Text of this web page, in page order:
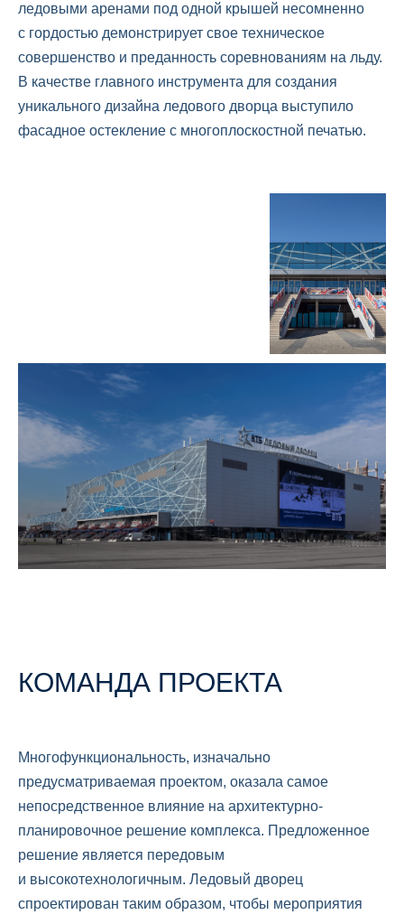
ледовыми аренами под одной крышей несомненно
с гордостью демонстрирует свое техническое
совершенство и преданность соревнованиям на льду.
В качестве главного инструмента для создания
уникального дизайна ледового дворца выступило
фасадное остекление с многоплоскостной печатью.
КОМАНДА ПРОЕКТА
Многофункциональность, изначально
предусматриваемая проектом, оказала самое
непосредственное влияние на архитектурно-
планировочное решение комплекса. Предложенное
решение является передовым
и высокотехнологичным. Ледовый дворец
спроектирован таким образом, чтобы мероприятия